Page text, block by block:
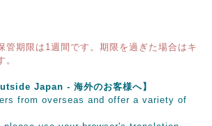
管期限は1週間です。期限を過ぎた場合はキ
。
Japan - 海外のお客様へ】
from overseas and offer a variety of